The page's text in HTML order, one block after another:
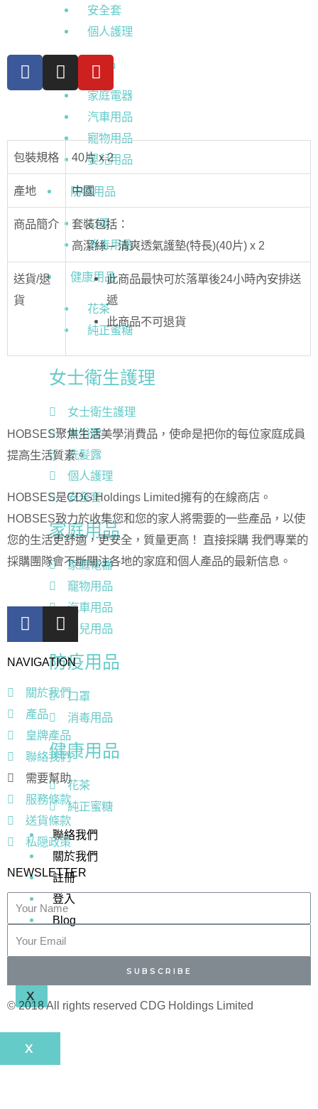
安全套
個人護理
家庭用品
家庭電器
汽車用品
寵物用品
嬰兒用品
防疫用品
口罩
消毒用品
健康用品
花茶
純正蜜糖
女士衛生護理
女士衛生護理
淋浴露
洗髪露
個人護理
安全套
家庭用品
家庭電器
竉物用品
汽車用品
嬰兒用品
防疫用品
口罩
消毒用品
健康用品
花茶
純正蜜糖
聯絡我們
關於我們
註冊
登入
Blog
X
包裝規格 40片 x 2
產地 中國
商品簡介
套裝包括：
高潔絲 – 清爽透氣護墊(特長)(40片) x 2
送貨/退
貨
此商品最快可於落單後24小時內安排送
遞
此商品不可退貨
HOBSES聚焦生活美學消費品，使命是把你的每位家庭成員
提高生活質素。
HOBSES是CDG Holdings Limited擁有的在線商店。
HOBSES致力於收集您和您的家人將需要的一些產品，以使
您的生活更舒適，更安全，質量更高！ 直接採購 我們專業的
採購團隊會不斷關注各地的家庭和個人產品的最新信息。
NAVIGATION
關於我們
產品
皇牌產品
聯絡我們
需要幫助
服務條款
送貨條款
私隠政策
NEWSLETTER
SUBSCRIBE
© 2018 All rights reserved​ CDG Holdings Limited
X